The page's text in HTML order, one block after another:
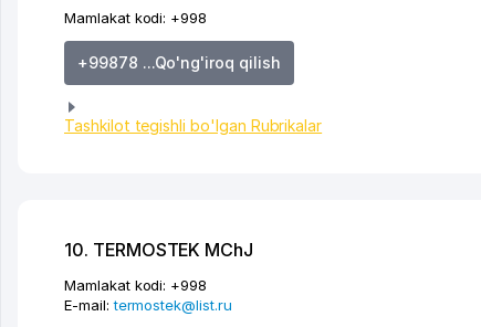
Mamlakat kodi: +998
+99878 ...Qo'ng'iroq qilish
Tashkilot tegishli bo'lgan Rubrikalar
10. TERMOSTEK MChJ
Mamlakat kodi: +998
E-mail:termostek@list.ru